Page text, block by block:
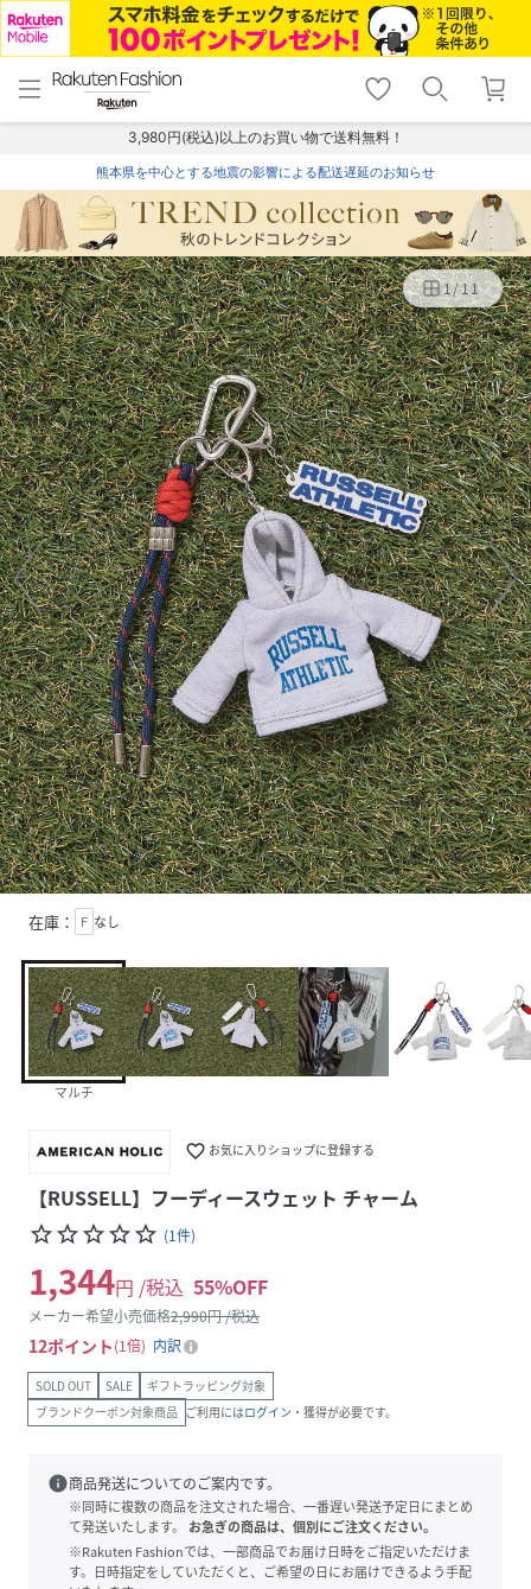
menu home
トップ
shopping_cart lock_outline
ログイン
3,980円(税込)以上のお買い物で送料無料！
熊本県を中心とする地震の影響による配送遅延のお知らせ
1/11
在庫： F なし
マルチ
favorite_border お気に入りショップに登録する
【RUSSELL】フーディースウェット チャーム
star_borderstar_borderstar_borderstar_borderstar_border (1件)
1,344円 /税込 55%OFF
メーカー希望小売価格2,990円 /税込
12ポイント 1倍 内訳
SOLD OUT SALE
ギフトラッピング対象
ブランドクーポン対象商品 ご利用にはログイン ・獲得が必要です。
info商品発送についてのご案内です。
※同時に複数の商品を注文された場合、一番遅い発送予定日にまとめ
て発送いたします。
お急ぎの商品は、個別にご注文ください。
※Rakuten Fashionでは、一部商品でお届け日時をご指定いただけま
す。日時指定をしていただくと、ご希望の日にお届けできるよう手配